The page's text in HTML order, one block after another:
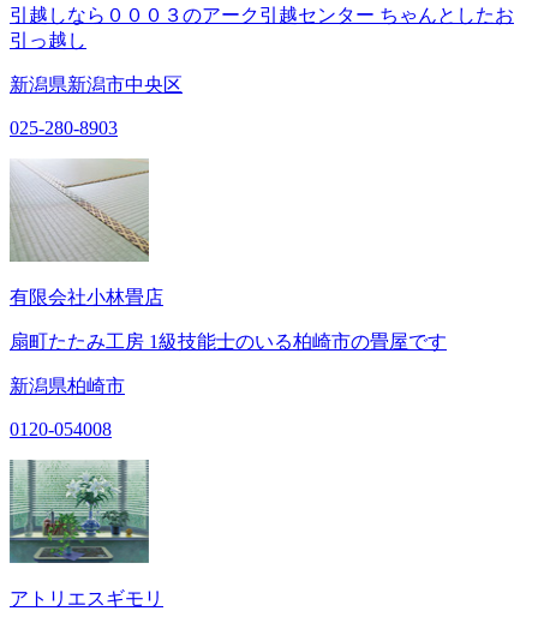
引越しなら０００３のアーク引越センター ちゃんとしたお
引っ越し
新潟県新潟市中央区
025-280-8903
有限会社小林畳店
扇町たたみ工房 1級技能士のいる柏崎市の畳屋です
新潟県柏崎市
0120-054008
アトリエスギモリ